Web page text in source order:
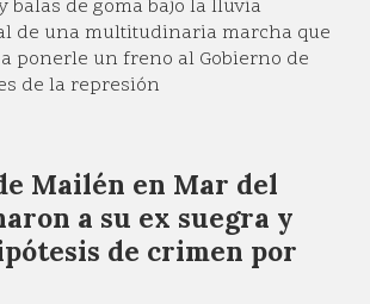
balas de goma bajo la lluvia
de una multitudinaria marcha que
ponerle un freno al Gobierno de
de la represión
Mailén en Mar del
a su ex suegra y
de crimen por